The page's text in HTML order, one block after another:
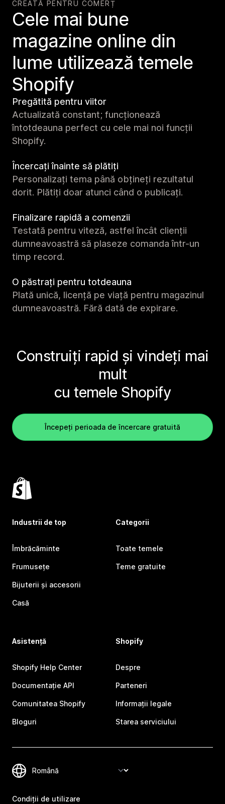
CREATĂ PENTRU COMERȚ
Cele mai bune
magazine online din
lume utilizează temele
Shopify
Pregătită pentru viitor
Actualizată constant; funcționează
întotdeauna perfect cu cele mai noi funcții
Shopify.
Încercați înainte să plătiți
Personalizați tema până obțineți rezultatul
dorit. Plătiți doar atunci când o publicați.
Finalizare rapidă a comenzii
Testată pentru viteză, astfel încât clienții
dumneavoastră să plaseze comanda într-un
timp record.
O păstrați pentru totdeauna
Plată unică, licență pe viață pentru magazinul
dumneavoastră. Fără dată de expirare.
Construiți rapid și vindeți mai
mult
cu temele Shopify
Începeți perioada de încercare gratuită
Industrii de top
Îmbrăcăminte
Frumusețe
Bijuterii și accesorii
Casă
Categorii
Toate temele
Teme gratuite
Asistență
Shopify Help Center
Documentație API
Comunitatea Shopify
Bloguri
Shopify
Despre
Parteneri
Informații legale
Starea serviciului
Condiții de utilizare